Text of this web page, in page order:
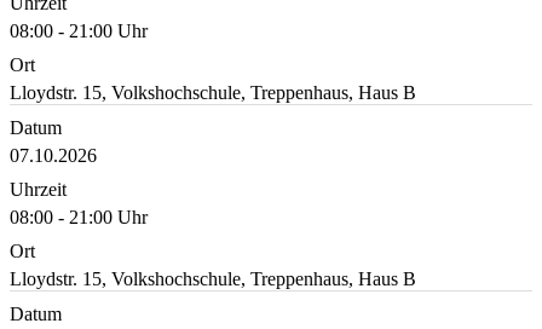
08:00 - 21:00 Uhr
Ort
Lloydstr. 15, Volkshochschule, Treppenhaus, Haus B
Datum
07.10.2026
Uhrzeit
08:00 - 21:00 Uhr
Ort
Lloydstr. 15, Volkshochschule, Treppenhaus, Haus B
Datum